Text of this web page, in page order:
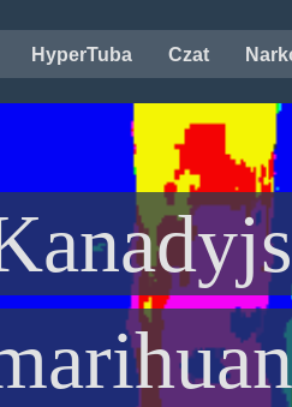
HyperTuba Czat